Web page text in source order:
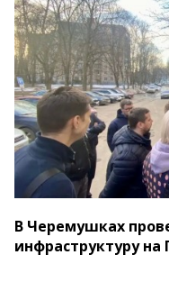
В Черемушках
инфраструктуру